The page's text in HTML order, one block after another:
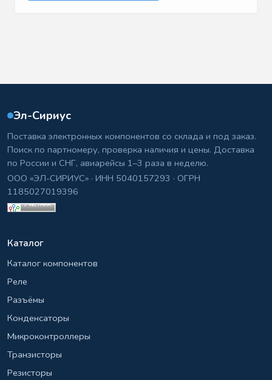
Эл-Сириус
Поставка электронных компонентов со склада и под заказ.
Поиск по партномеру, проверка наличия и цены. Доставка
по России и СНГ, авиарейсы 1–3 раза в неделю.
ООО «ЭЛ-СИРИУС» · ИНН 5040157293 · ОГРН
1185027019396
Каталог
Каталог компонентов
Реле
Разъёмы
Конденсаторы
Микроконтроллеры
Транзисторы
Резисторы